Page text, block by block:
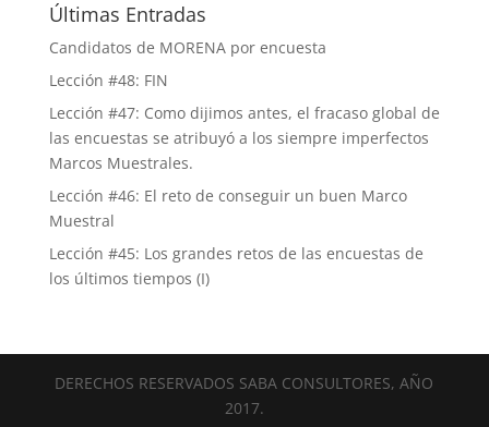
Últimas Entradas
Candidatos de MORENA por encuesta
Lección #48: FIN
Lección #47: Como dijimos antes, el fracaso global de
las encuestas se atribuyó a los siempre imperfectos
Marcos Muestrales.
Lección #46: El reto de conseguir un buen Marco
Muestral
Lección #45: Los grandes retos de las encuestas de
los últimos tiempos (I)
DERECHOS RESERVADOS SABA CONSULTORES, AÑO
2017.